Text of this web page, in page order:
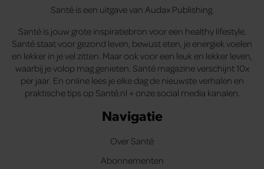
Santé is een uitgave van Audax Publishing.
Santé is jouw grote inspiratiebron voor een healthy lifestyle.
Santé staat voor gezond leven, bewust eten, je energiek voelen
en lekker in je vel zitten. Maar ook voor een leuk en lekker leven,
waarbij je volop mag genieten. Santé magazine verschijnt 10x
per jaar. En online lees je elke dag de nieuwste verhalen en
praktische tips op Santé.nl + onze social media kanalen.
Navigatie
Over Santé
Abonnementen